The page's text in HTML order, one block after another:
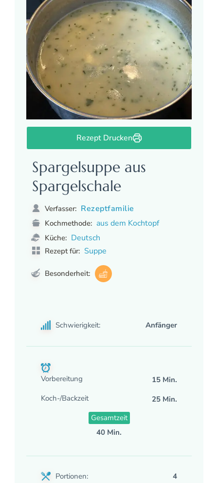
Rezept Drucken
Spargelsuppe aus
Spargelschale
Verfasser: Rezeptfamilie
Kochmethode: aus dem Kochtopf
Küche: Deutsch
Rezept für: Suppe
Besonderheit:
Schwierigkeit: Anfänger
Vorbereitung
15 Min.
Koch-/Backzeit
25 Min.
Gesamtzeit
40 Min.
Portionen: 4